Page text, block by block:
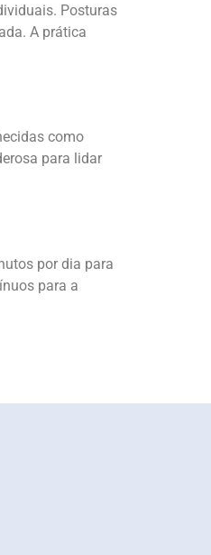
Posturas
A prática
como
para lidar
por dia para
para a